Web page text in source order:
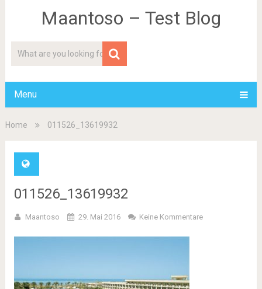
Maantoso – Test Blog
Menu
Home 011526_13619932
011526_13619932
Maantoso 29. Mai 2016 Keine Kommentare